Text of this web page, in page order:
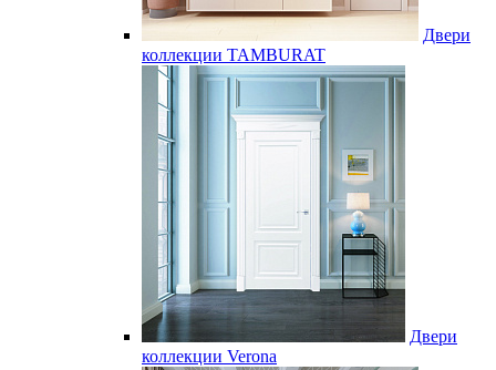
Двери
коллекции TAMBURAT
Двери
коллекции Verona